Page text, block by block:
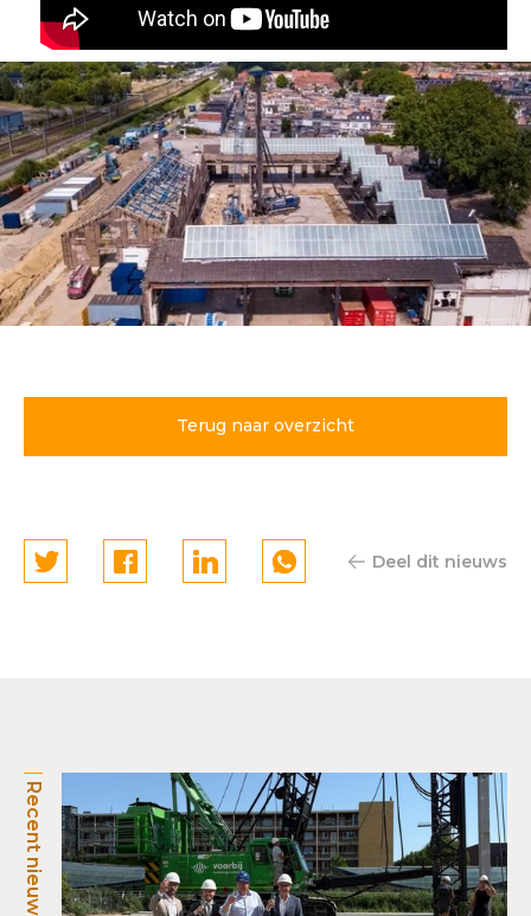
Wisselspoor Utrecht
Terug naar overzicht
Deel dit nieuws
Recent nieuws